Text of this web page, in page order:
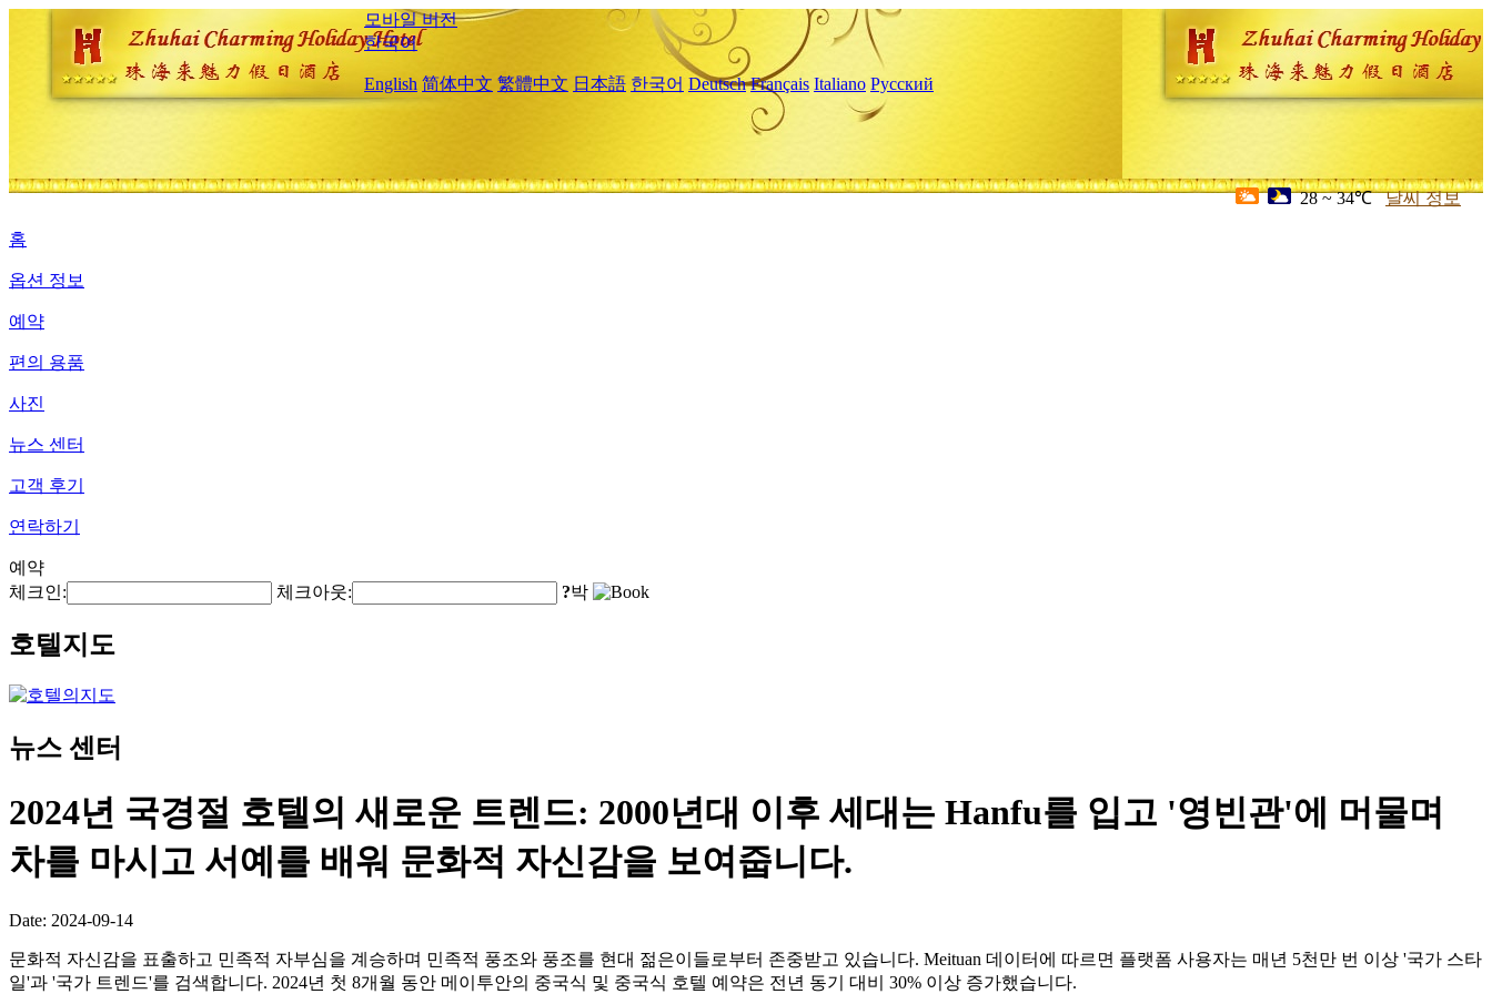
모바일 버전
한국어
English 简体中文 繁體中文 日本語 한국어 Deutsch Français Italiano Русский
28 ~ 34℃ 날씨 정보
홈
옵션 정보
예약
편의 용품
사진
뉴스 센터
고객 후기
연락하기
예약
체크인:
체크아웃: ?박
호텔지도
뉴스 센터
2024년 국경절 호텔의 새로운 트렌드: 2000년대 이후 세대는 Hanfu를 입고 '영빈관'에 머물며
차를 마시고 서예를 배워 문화적 자신감을 보여줍니다.
Date: 2024-09-14
문화적 자신감을 표출하고 민족적 자부심을 계승하며 민족적 풍조와 풍조를 현대 젊은이들로부터 존중받고 있습니다. Meituan 데이터에 따르면 플랫폼 사용자는 매년 5천만 번 이상 '국가 스타
일'과 '국가 트렌드'를 검색합니다. 2024년 첫 8개월 동안 메이투안의 중국식 및 중국식 호텔 예약은 전년 동기 대비 30% 이상 증가했습니다.